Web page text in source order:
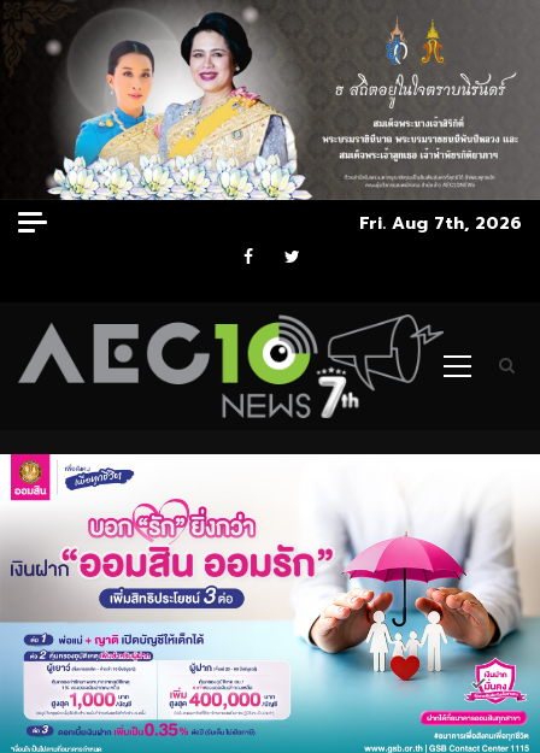
Skip
to
Fri. Aug 7th, 2026
Facebook
Twitter
Primary